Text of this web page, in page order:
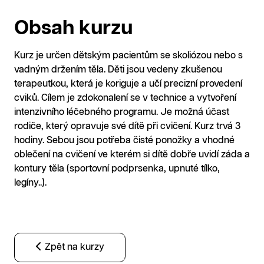
Obsah kurzu
Kurz je určen dětským pacientům se skoliózou nebo s
vadným držením těla. Děti jsou vedeny zkušenou
terapeutkou, která je koriguje a učí precizní provedení
cviků. Cílem je zdokonalení se v technice a vytvoření
intenzivního léčebného programu. Je možná účast
rodiče, který opravuje své dítě při cvičení. Kurz trvá 3
hodiny. Sebou jsou potřeba čisté ponožky a vhodné
oblečení na cvičení ve kterém si dítě dobře uvidí záda a
kontury těla (sportovní podprsenka, upnuté tílko,
legíny..).
Zpět na kurzy